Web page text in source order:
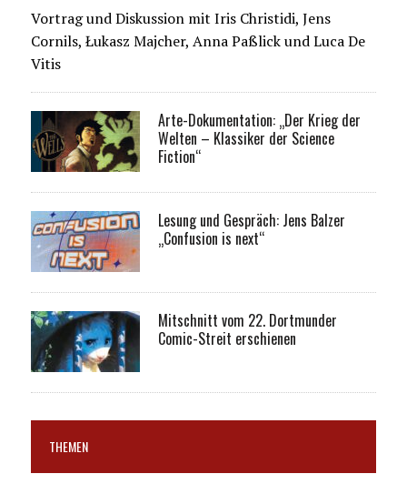
Vortrag und Diskussion mit Iris Christidi, Jens
Cornils, Łukasz Majcher, Anna Paßlick und Luca De
Vitis
Arte-Dokumentation: „Der Krieg der
Welten – Klassiker der Science
Fiction“
Lesung und Gespräch: Jens Balzer
„Confusion is next“
Mitschnitt vom 22. Dortmunder
Comic-Streit erschienen
THEMEN